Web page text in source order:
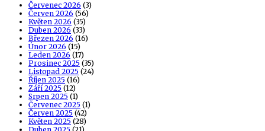
Červenec 2026 (3)
Červen 2026 (56)
Květen 2026 (35)
Duben 2026 (33)
Březen 2026 (16)
Únor 2026 (15)
Leden 2026 (17)
Prosinec 2025 (35)
Listopad 2025 (24)
Říjen 2025 (16)
Září 2025 (12)
Srpen 2025 (1)
Červenec 2025 (1)
Červen 2025 (42)
Květen 2025 (28)